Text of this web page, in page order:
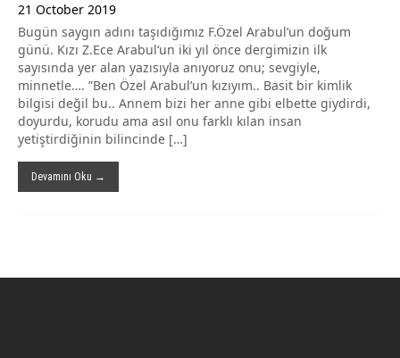
21 October 2019
Bugün saygın adını taşıdığımız F.Özel Arabul’un doğum
günü. Kızı Z.Ece Arabul‘un iki yıl önce dergimizin ilk
sayısında yer alan yazısıyla anıyoruz onu; sevgiyle,
minnetle…. ”Ben Özel Arabul’un kızıyım.. Basit bir kimlik
bilgisi değil bu.. Annem bizi her anne gibi elbette giydirdi,
doyurdu, korudu ama asıl onu farklı kılan insan
yetiştirdiğinin bilincinde […]
Devamını Oku →